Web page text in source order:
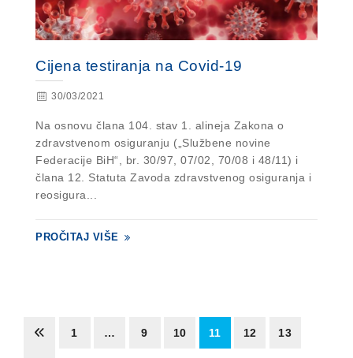
Cijena testiranja na Covid-19
30/03/2021
Na osnovu člana 104. stav 1. alineja Zakona o
zdravstvenom osiguranju („Službene novine
Federacije BiH“, br. 30/97, 07/02, 70/08 i 48/11) i
člana 12. Statuta Zavoda zdravstvenog osiguranja i
reosigura...
PROČITAJ VIŠE
1 … 9 10 11 12 13